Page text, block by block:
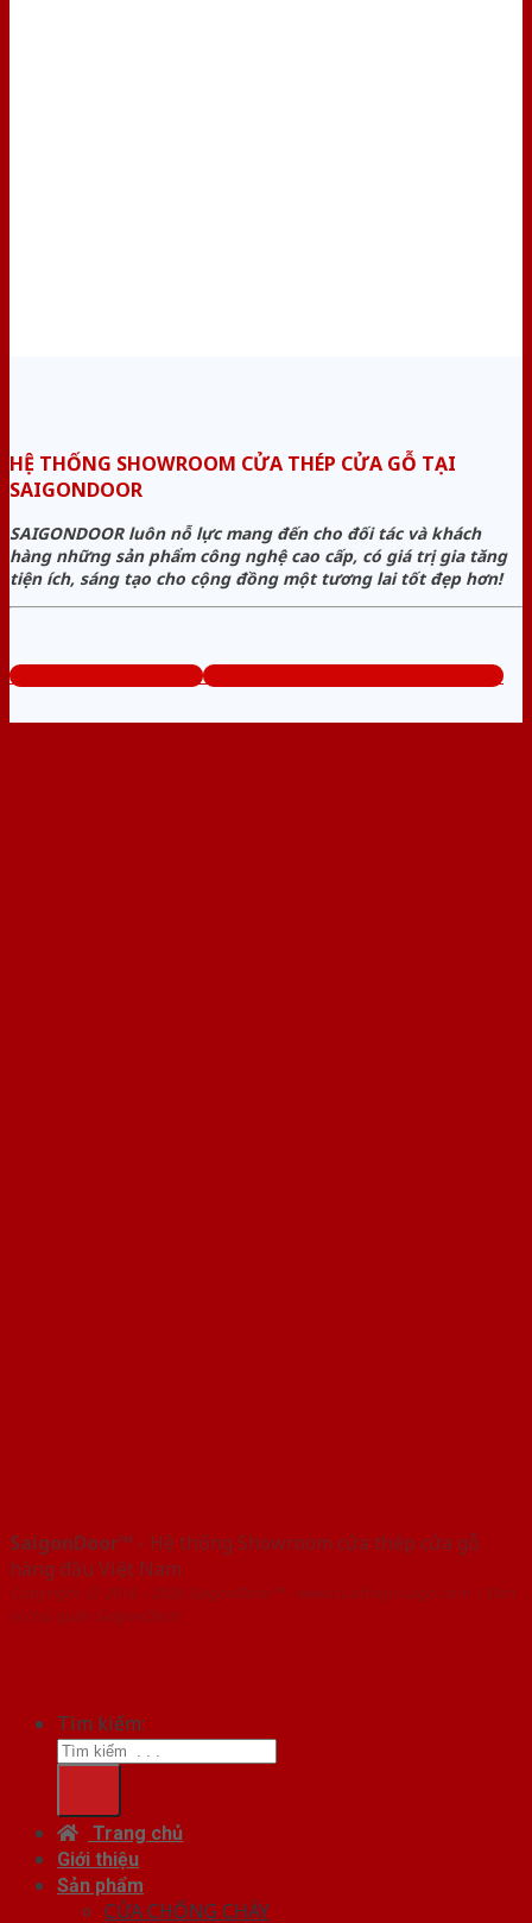
HỆ THỐNG SHOWROOM CỬA THÉP CỬA GỖ TẠI
SAIGONDOOR
SAIGONDOOR luôn nỗ lực mang đến cho đối tác và khách
hàng những sản phẩm công nghệ cao cấp, có giá trị gia tăng
tiện ích, sáng tạo cho cộng đồng một tương lai tốt đẹp hơn!
www.cuathepcuago.com Tổng đài tư vấn miễn phí: 0824.400.400
SaigonDoor™ - Hệ thống Showroom cửa thép cửa gỗ
hàng đầu Việt Nam
Copyright ⓒ 2016 – 2026 SaigonDoor™ - www.cuathepcuago.com | Đơn
vị chủ quản SaigonDoor
Tìm kiếm:
Trang chủ
Giới thiệu
Sản phẩm
CỬA CHỐNG CHÁY